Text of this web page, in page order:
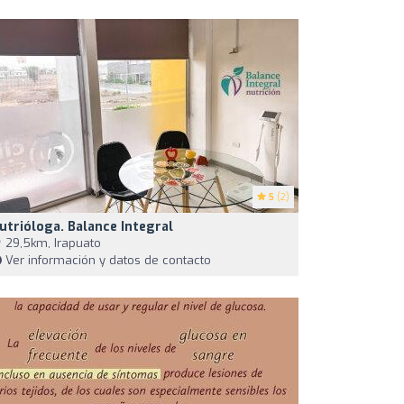
5 (2)
Balance Integral
29,5km, Irapuato
Ver información y datos de contacto